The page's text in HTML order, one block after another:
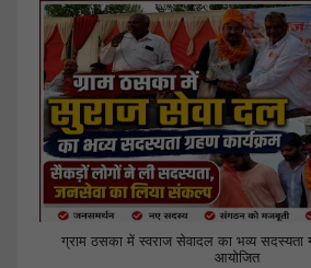
ग्राम ठसका में स्वराज सेवादल का भव्य
आयोजित